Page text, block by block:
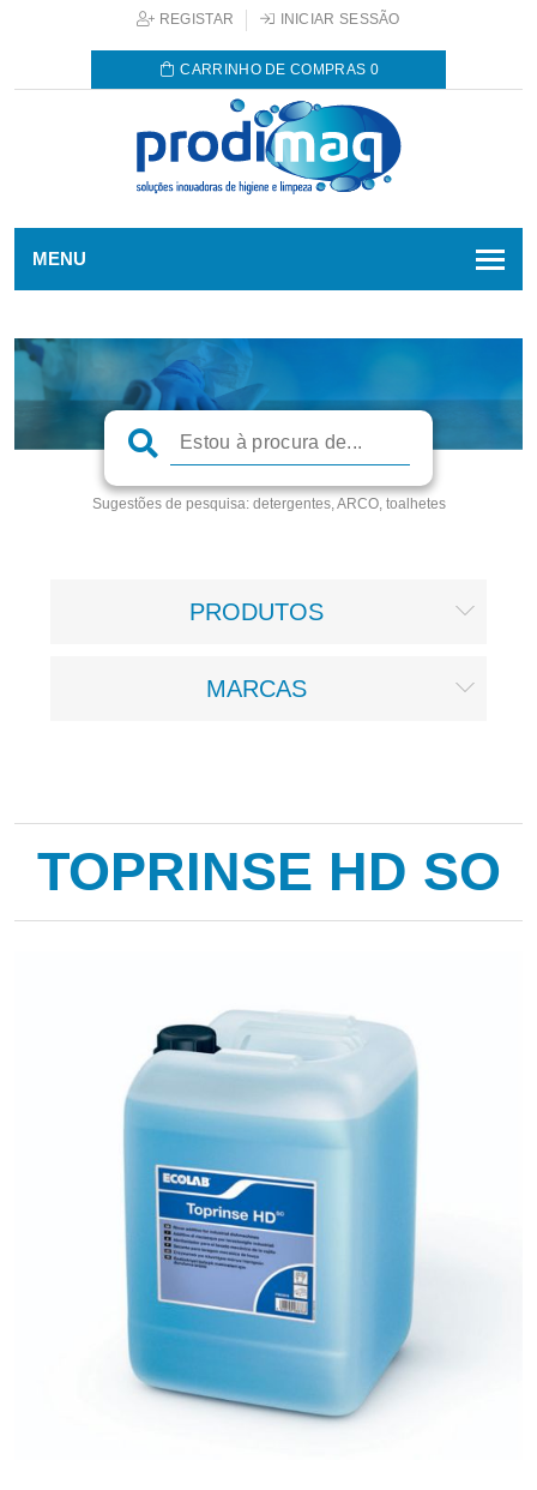
REGISTAR INICIAR SESSÃO
CARRINHO DE COMPRAS 0
MENU
Sugestões de pesquisa:detergentes, ARCO, toalhetes
PRODUTOS
MARCAS
TOPRINSE HD SO